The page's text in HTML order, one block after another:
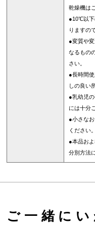
乾燥機は
●10℃以下
りますの
●変質や
なるもの
さい。
●長時間
しの良い
●乳幼児
には十分
●小さな
ください。
●本品お
分別方法
ご一緒に